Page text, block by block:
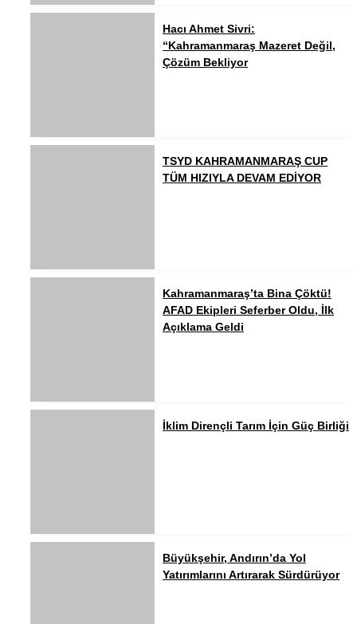
Hacı Ahmet Sivri:
“Kahramanmaraş Mazeret Değil,
Çözüm Bekliyor
TSYD KAHRAMANMARAŞ CUP
TÜM HIZIYLA DEVAM EDİYOR
Kahramanmaraş’ta Bina Çöktü!
AFAD Ekipleri Seferber Oldu, İlk
Açıklama Geldi
İklim Dirençli Tarım İçin Güç Birliği
Büyükşehir, Andırın’da Yol
Yatırımlarını Artırarak Sürdürüyor